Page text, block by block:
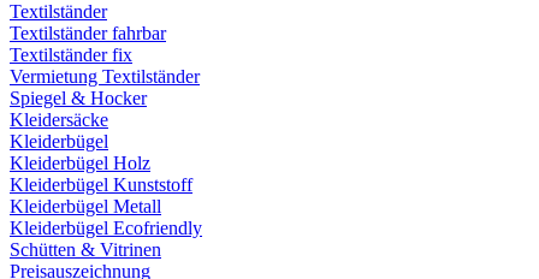
Textilständer
Textilständer fahrbar
Textilständer fix
Vermietung Textilständer
Spiegel & Hocker
Kleidersäcke
Kleiderbügel
Kleiderbügel Holz
Kleiderbügel Kunststoff
Kleiderbügel Metall
Kleiderbügel Ecofriendly
Schütten & Vitrinen
Preisauszeichnung